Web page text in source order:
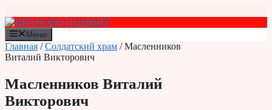
к
содержимому
Меню
Главная /Солдатский храм / Масленников
Виталий Викторович
Масленников Виталий
Викторович